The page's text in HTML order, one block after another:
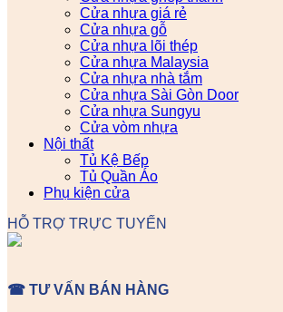
Cửa nhựa giá rẻ
Cửa nhựa gỗ
Cửa nhựa lõi thép
Cửa nhựa Malaysia
Cửa nhựa nhà tắm
Cửa nhựa Sài Gòn Door
Cửa nhựa Sungyu
Cửa vòm nhựa
Nội thất
Tủ Kệ Bếp
Tủ Quần Áo
Phụ kiện cửa
HỖ TRỢ TRỰC TUYẾN
☎ TƯ VẤN BÁN HÀNG